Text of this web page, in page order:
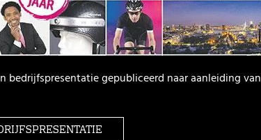
bedrijfspresentatie gepubliceerd naar aanleiding